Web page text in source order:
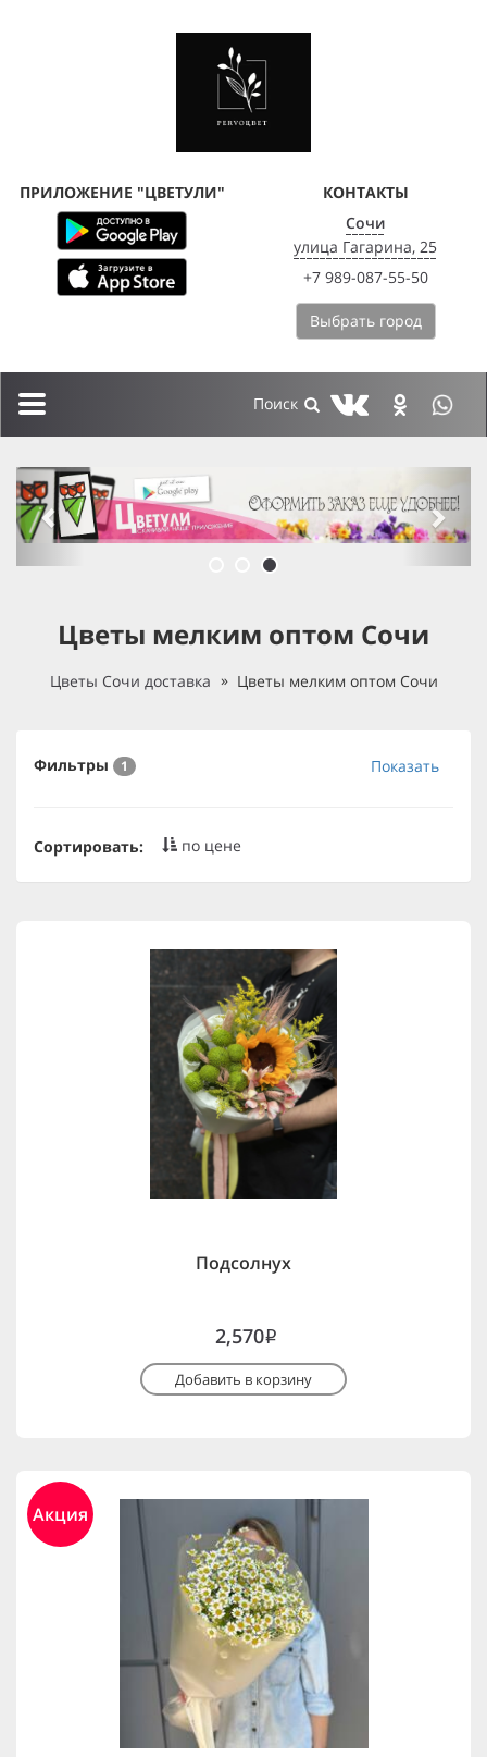
ПРИЛОЖЕНИЕ "ЦВЕТУЛИ"
КОНТАКТЫ
Сочи
улица Гагарина, 25
+7 989-087-55-50
Выбрать город
Toggle
previous
Цветы мелким оптом Сочи
Цветы Сочи доставка Цветы мелким оптом Сочи
Фильтры 1 Показать
Сортировать: по цене
Подсолнух
2,570i
Добавить в корзину
Акция